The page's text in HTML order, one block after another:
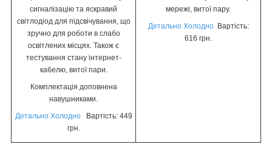
сигналізацію та яскравий
світлодіод для підсвічування, що
зручно для роботи в слабо
освітлених місцях. Також є
тестування стану інтернет-
кабелю, витої пари.
Комплектація доповнена
навушниками.
Детально Холодно
Вартість: 449
грн.
мережі, витої пару.
Детально ХолодноВартість:
616 грн.